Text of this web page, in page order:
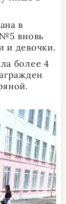
в
вновь
и девочки.
более 4